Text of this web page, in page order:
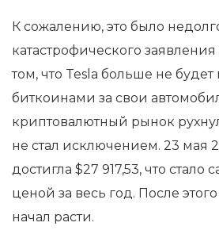
К сожалению, это было
катастрофического
том, что Tesla больше не
биткоинами за свои
криптовалютный рынок
не стал исключением. 23 мая
достигла $27 917,53, что стало
ценой за весь год. После
начал расти.